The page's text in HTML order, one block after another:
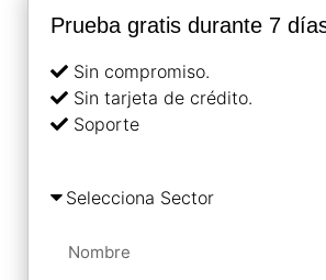
Prueba gratis durante 7
Sin compromiso.
Sin tarjeta de crédito.
Soporte